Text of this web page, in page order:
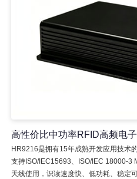
高性价比中功率RFID高频电
HR9216是拥有15年成熟开发应用技术
支持ISO/IEC15693、ISO/IEC 18000-3
天线使用，识读速度快、低功耗、稳定